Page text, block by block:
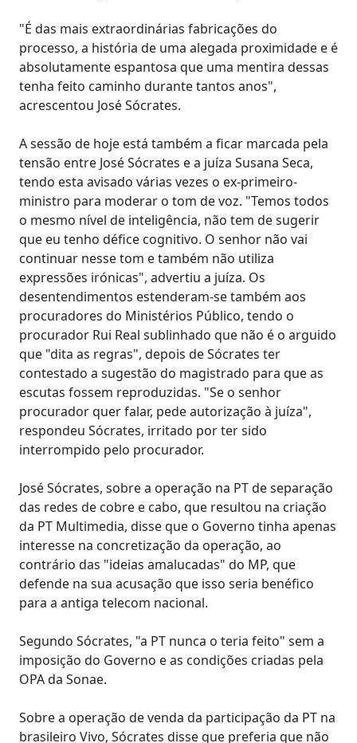
"É das mais extraordinárias fabricações do
processo, a história de uma alegada proximidade e é
absolutamente espantosa que uma mentira dessas
tenha feito caminho durante tantos anos",
acrescentou José Sócrates.
A sessão de hoje está também a ficar marcada pela
tensão entre José Sócrates e a juíza Susana Seca,
tendo esta avisado várias vezes o ex-primeiro-
ministro para moderar o tom de voz. "Temos todos
o mesmo nível de inteligência, não tem de sugerir
que eu tenho défice cognitivo. O senhor não vai
continuar nesse tom e também não utiliza
expressões irónicas", advertiu a juíza. Os
desentendimentos estenderam-se também aos
procuradores do Ministérios Público, tendo o
procurador Rui Real sublinhado que não é o arguido
que "dita as regras", depois de Sócrates ter
contestado a sugestão do magistrado para que as
escutas fossem reproduzidas. "Se o senhor
procurador quer falar, pede autorização à juíza",
respondeu Sócrates, irritado por ter sido
interrompido pelo procurador.
José Sócrates, sobre a operação na PT de separação
das redes de cobre e cabo, que resultou na criação
da PT Multimedia, disse que o Governo tinha apenas
interesse na concretização da operação, ao
contrário das "ideias amalucadas" do MP, que
defende na sua acusação que isso seria benéfico
para a antiga telecom nacional.
Segundo Sócrates, "a PT nunca o teria feito" sem a
imposição do Governo e as condições criadas pela
OPA da Sonae.
Sobre a operação de venda da participação da PT na
brasileiro Vivo, Sócrates disse que preferia que não